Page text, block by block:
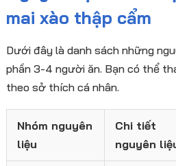
mai xào thập cẩm
Dưới đây là danh sách những
phần 3-4 người ăn. Bạn có thể
theo sở thích cá nhân.
Nhóm nguyên
liệu
Chi tiết
nguyên